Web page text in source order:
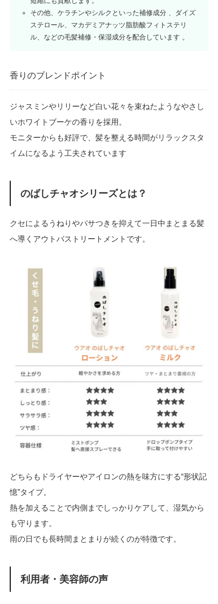
その他、ケラチンやシルクといった補修成分 、ダイズ
ステロール、マカデミアナッツ脂肪酸フィトステリ
ル、などの毛髪補修・保湿成分を配合しています 。
香りのブレンドポイント
ジャスミンやリリーなど白い花々を束ねたようなやさし
いホワイトブーケの香りを採用。
モニターからも好評で、髪を整える時間がリラックスタ
イムになるよう工夫されています
のばしチャオシリーズとは？
クセによるうねりやパサつきを抑えて一日中まとまる髪
へ導くアウトバストリートメントです。
どちらもドライヤーやアイロンの熱を味方にする“形状記
憶”タイプ。
熱を加えることで内側までしっかりケアして、湿気から
も守ります。
雨の日でも長時間まとまりが続くのが特徴です。
利用者・美容師の声